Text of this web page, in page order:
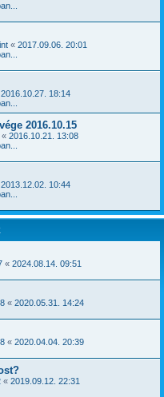
« 2017.09.06. 20:01
2016.10.27. 18:14
2016.10.15
« 2016.10.21. 13:08
2013.12.02. 10:44
« 2024.08.14. 09:51
« 2020.05.31. 14:24
« 2020.04.04. 20:39
« 2019.09.12. 22:31